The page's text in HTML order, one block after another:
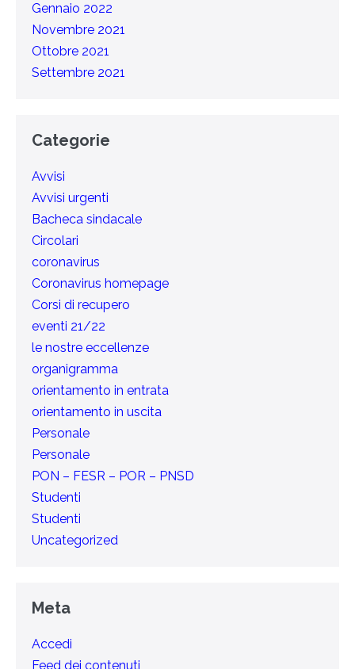
Gennaio 2022
Novembre 2021
Ottobre 2021
Settembre 2021
Categorie
Avvisi
Avvisi urgenti
Bacheca sindacale
Circolari
coronavirus
Coronavirus homepage
Corsi di recupero
eventi 21/22
le nostre eccellenze
organigramma
orientamento in entrata
orientamento in uscita
Personale
Personale
PON – FESR – POR – PNSD
Studenti
Studenti
Uncategorized
Meta
Accedi
Feed dei contenuti